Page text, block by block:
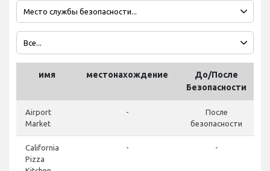
имя местонахождение
До/После
Безопасности
Airport
Market
-
После
безопасности
California
Pizza
- -